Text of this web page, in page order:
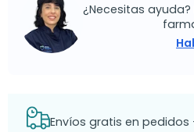
¿Necesitas
Envíos gratis en pedidos